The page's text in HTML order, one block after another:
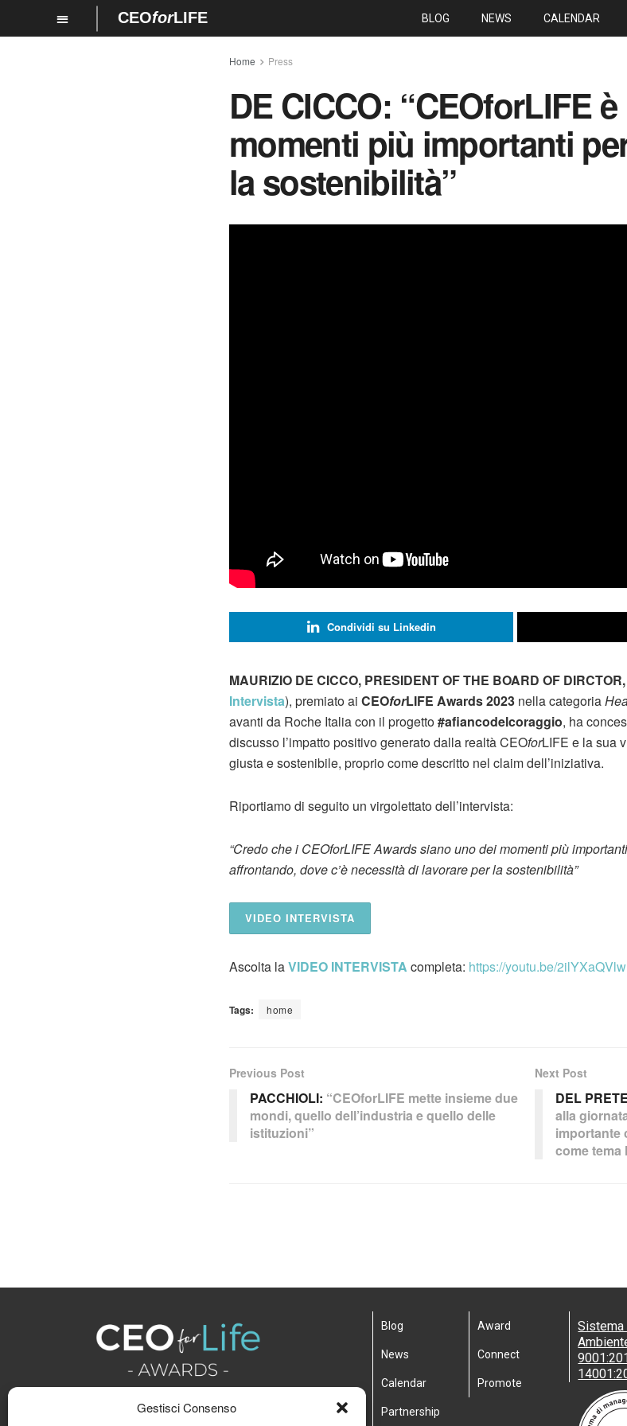
Gestisci Consenso
CEOforLIFE BLOG NEWS CALENDAR
Home Press
DE CICCO: “CEOforLIFE
momenti più importanti
la sostenibilità”
Condividi su Linkedin
MAURIZIO DE CICCO, PRESIDENT OF THE BOARD OF
Intervista), premiato ai CEOforLIFE Awards 2023 nella categoria
avanti da Roche Italia con il progetto#afiancodelcoraggio, ha
discusso l’impatto positivo generato dalla realtà CEOforLIFE e la sua
giusta e sostenibile, proprio come descritto nel claim dell’iniziativa.
Riportiamo di seguito un virgolettato dell’intervista:
“Credo che i CEOforLIFE Awards siano uno dei momenti più
affrontando, dove c’è necessità di lavorare per la sostenibilità”
VIDEO INTERVISTA
Ascolta laVIDEO INTERVISTA completa: https://youtu.be/
Tags: home
Previous Post
PACCHIOLI: “CEOforLIFE mette insieme due
mondi, quello dell’industria e quello delle
istituzioni”
Next Post
DEL
alla
importante
come tema
Blog
News
Calendar
Partnership
Award
Connect
Promote
Sistema